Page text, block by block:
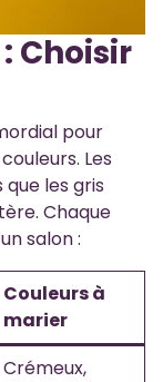
Choisir
pour
Les
les gris
Chaque
salon :
Couleurs à
marier
Crémeux,